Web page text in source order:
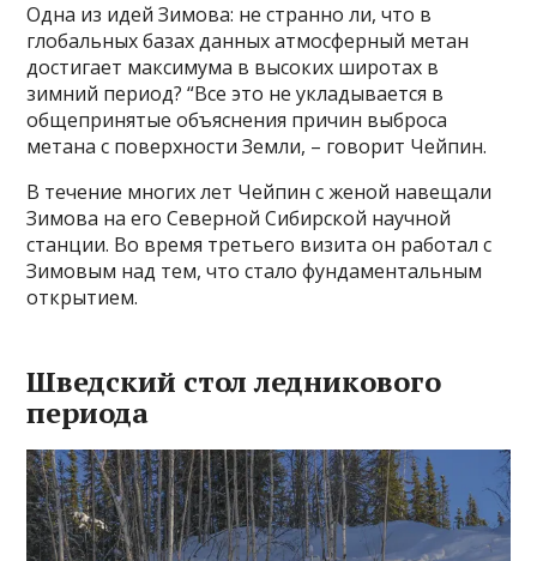
Одна из идей Зимова: не странно ли, что в
глобальных базах данных атмосферный метан
достигает максимума в высоких широтах в
зимний период? “Все это не укладывается в
общепринятые объяснения причин выброса
метана с поверхности Земли, – говорит Чейпин.
В течение многих лет Чейпин с женой навещали
Зимова на его Северной Сибирской научной
станции. Во время третьего визита он работал с
Зимовым над тем, что стало фундаментальным
открытием.
Шведский стол ледникового
периода